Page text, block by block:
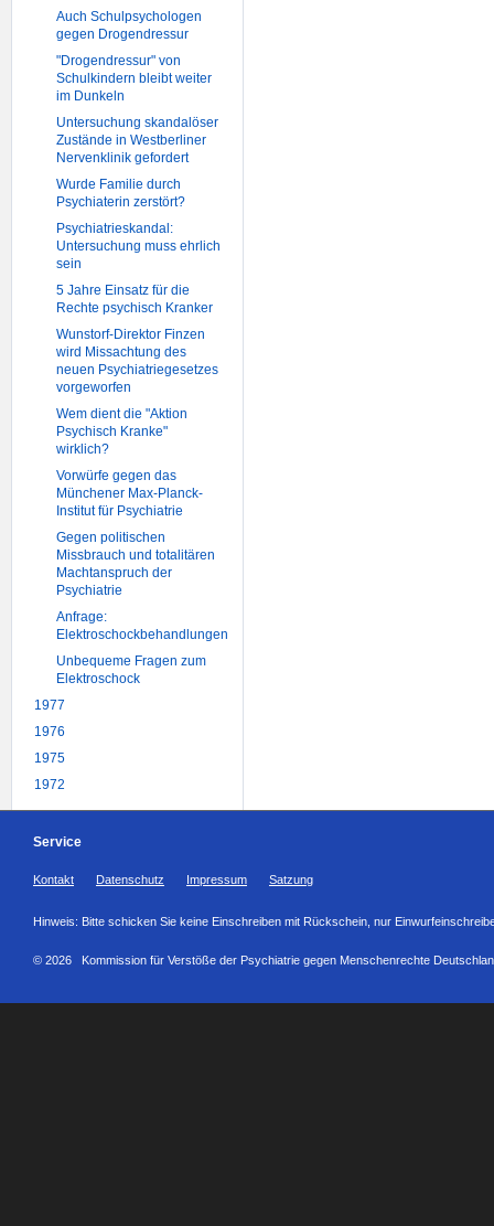
Auch Schulpsychologen
gegen Drogendressur
"Drogendressur" von
Schulkindern bleibt weiter
im Dunkeln
Untersuchung skandalöser
Zustände in Westberliner
Nervenklinik gefordert
Wurde Familie durch
Psychiaterin zerstört?
Psychiatrieskandal:
Untersuchung muss ehrlich
sein
5 Jahre Einsatz für die
Rechte psychisch Kranker
Wunstorf-Direktor Finzen
wird Missachtung des
neuen Psychiatriegesetzes
vorgeworfen
Wem dient die "Aktion
Psychisch Kranke"
wirklich?
Vorwürfe gegen das
Münchener Max-Planck-
Institut für Psychiatrie
Gegen politischen
Missbrauch und totalitären
Machtanspruch der
Psychiatrie
Anfrage:
Elektroschockbehandlungen
Unbequeme Fragen zum
Elektroschock
1977
1976
1975
1972
Service
Kontakt Datenschutz Impressum Satzung
Hinweis: Bitte schicken Sie keine Einschreiben mit Rückschein, nur
© 2026 Kommission für Verstöße der Psychiatrie gegen Menschenrechte